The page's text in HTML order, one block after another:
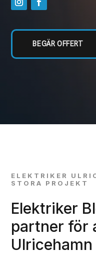
BEGÄR OFFERT
ELEKTRIKER
STORA PROJEKT
Elektriker
partner för
Ulricehamn